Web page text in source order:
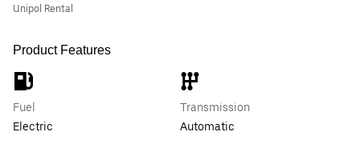
Unipol Rental
Product Features
Fuel
Electric
Transmission
Automatic